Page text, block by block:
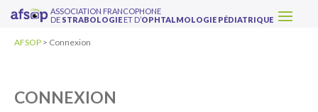
ASSOCIATION FRANCOPHONE
DE STRABOLOGIE ET D’OPHTALMOLOGIE PÉDIATRIQUE
AFSOP > Connexion
CONNEXION